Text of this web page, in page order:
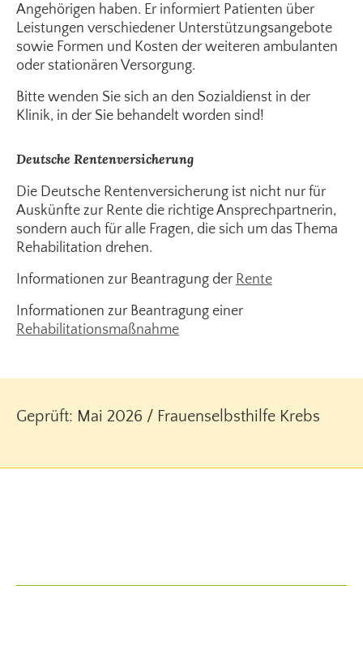
Angehörigen haben. Er informiert Patienten über
Leistungen verschiedener Unterstützungsangebote
sowie Formen und Kosten der weiteren ambulanten
oder stationären Versorgung.
Bitte wenden Sie sich an den Sozialdienst in der
Klinik, in der Sie behandelt worden sind!
Deutsche Rentenversicherung
Die Deutsche Rentenversicherung ist nicht nur für
Auskünfte zur Rente die richtige Ansprechpartnerin,
sondern auch für alle Fragen, die sich um das Thema
Rehabilitation drehen.
Informationen zur Beantragung der Rente
Informationen zur Beantragung einer
Rehabilitationsmaßnahme
Geprüft: Mai 2026 / Frauenselbsthilfe Krebs